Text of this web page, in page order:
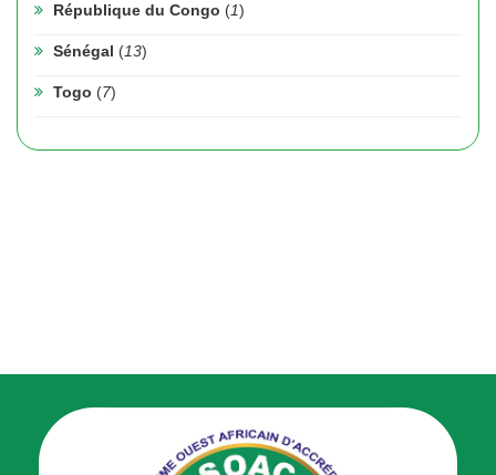
République du Congo (1)
Sénégal (13)
Togo (7)